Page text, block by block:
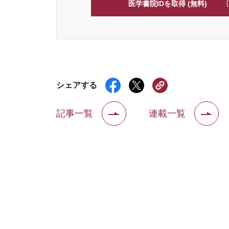
医学書院IDを取得 (無料)
シェアする
記事一覧 連載一覧